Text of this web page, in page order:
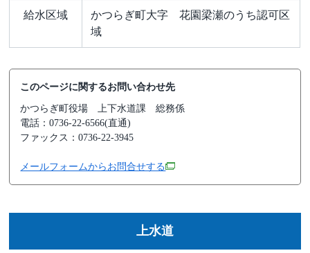
給水区域
かつらぎ町大字 花園梁瀬のうち認可区
域
このページに関するお問い合わせ先
かつらぎ町役場
上下水道課 総務係
電話：0736-22-6566(直通)
ファックス：0736-22-3945
メールフォームからお問合せする
上水道